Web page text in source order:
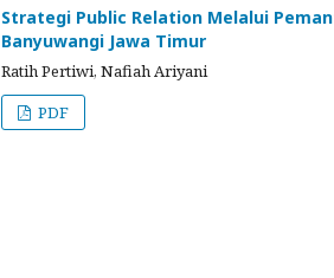
Strategi Public Relation Melalui
Banyuwangi Jawa Timur
Ratih Pertiwi, Nafiah Ariyani
PDF